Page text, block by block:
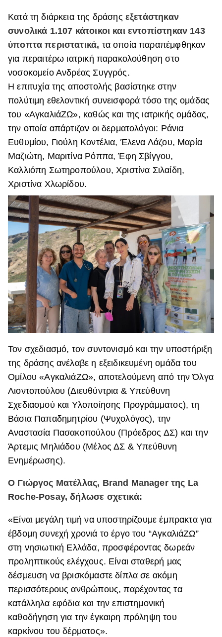
Κατά τη διάρκεια της δράσης εξετάστηκαν
συνολικά 1.107 κάτοικοι και εντοπίστηκαν 143
ύποπτα περιστατικά, τα οποία παραπέμφθηκαν
για περαιτέρω ιατρική παρακολούθηση στο
νοσοκομείο Ανδρέας Συγγρός.
Η επιτυχία της αποστολής βασίστηκε στην
πολύτιμη εθελοντική συνεισφορά τόσο της ομάδας
του «ΑγκαλιάΖΩ», καθώς και της ιατρικής ομάδας,
την οποία απάρτιζαν οι δερματολόγοι: Ράνια
Ευθυμίου, Γιούλη Κοντέλια, Έλενα Λάζου, Μαρία
Μαζιώτη, Μαριτίνα Ρόππα, Έφη Σβίγγου,
Καλλιόπη Σωτηροπούλου, Χριστίνα Σιλαίδη,
Χριστίνα Χλωρίδου.
Τον σχεδιασμό, τον συντονισμό και την υποστήριξη
της δράσης ανέλαβε η εξειδικευμένη ομάδα του
Ομίλου «ΑγκαλιάΖΩ», αποτελούμενη από την Όλγα
Λιοντοπούλου (Διευθύντρια & Υπεύθυνη
Σχεδιασμού και Υλοποίησης Προγράμματος), τη
Βάσια Παπαδημητρίου (Ψυχολόγος), την
Αναστασία Πασακοπούλου (Πρόεδρος ΔΣ) και την
Άρτεμις Μηλιάδου (Μέλος ΔΣ & Υπεύθυνη
Ενημέρωσης).
Ο Γιώργος Ματέλλας, Brand Manager της La
Roche-Posay, δήλωσε σχετικά:
«Είναι μεγάλη τιμή να υποστηρίζουμε έμπρακτα για
έβδομη συνεχή χρονιά το έργο του “ΑγκαλιάΖΩ”
στη νησιωτική Ελλάδα, προσφέροντας δωρεάν
προληπτικούς ελέγχους. Είναι σταθερή μας
δέσμευση να βρισκόμαστε δίπλα σε ακόμη
περισσότερους ανθρώπους, παρέχοντας τα
κατάλληλα εφόδια και την επιστημονική
καθοδήγηση για την έγκαιρη πρόληψη του
καρκίνου του δέρματος».